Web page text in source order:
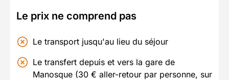
Le prix ne comprend pas
Le transport jusqu'au lieu du séjour
Le transfert depuis et vers la gare de
Manosque (30 € aller-retour par personne, sur